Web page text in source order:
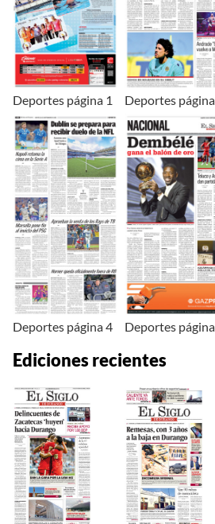
Deportes página 1 Deportes
Deportes página 4 Deportes
Ediciones recientes